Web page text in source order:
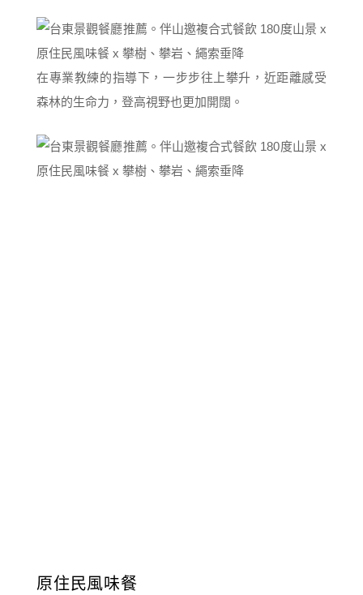
在專業教練的指導下，一步步往上攀升，近距離感受
森林的生命力，登高視野也更加開闊。
原住民風味餐